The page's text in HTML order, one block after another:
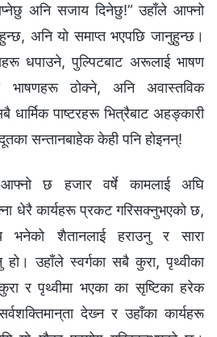
अनि सजाय दिनेछु!” उहाँले आफ्नो
अनि यो समाप्त भएपछि जानुहुन्छ।
धपाउने, पुल्पिटबाट अरूलाई भाषण
भाषणहरू ठोक्‍ने, अनि अवास्तविक
धार्मिक पाष्टरहरू भित्रैबाट अहङ्कारी
सन्तानबाहेक केही पनि होइनन्!
आफ्नो छ हजार वर्षे कामलाई अघि
धेरै कार्यहरू प्रकट गरिसक्‍नुभएको छ,
भनेको शैतानलाई हराउनु र सारा
हो। उहाँले स्वर्गका सबै कुरा, पृथ्वीका
र पृथ्वीमा भएका का सृष्टिका हरेक
देख्‍न र उहाँका कार्यहरू